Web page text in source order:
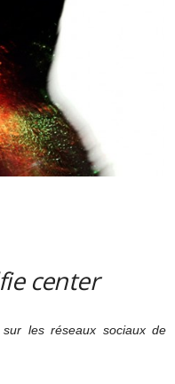
center
les réseaux sociaux de